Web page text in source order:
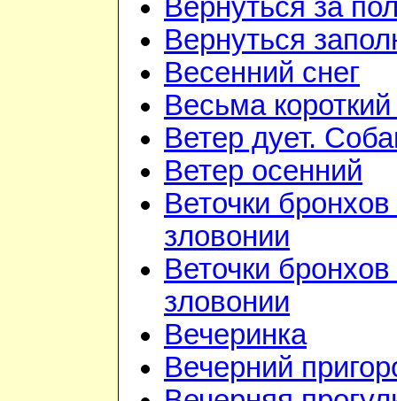
Вернуться за
Вернуться
Весенний снег
Весьма
Ветер дует.
Ветер осенний
Веточки
зловонии
Веточки
зловонии
Вечеринка
Вечерний